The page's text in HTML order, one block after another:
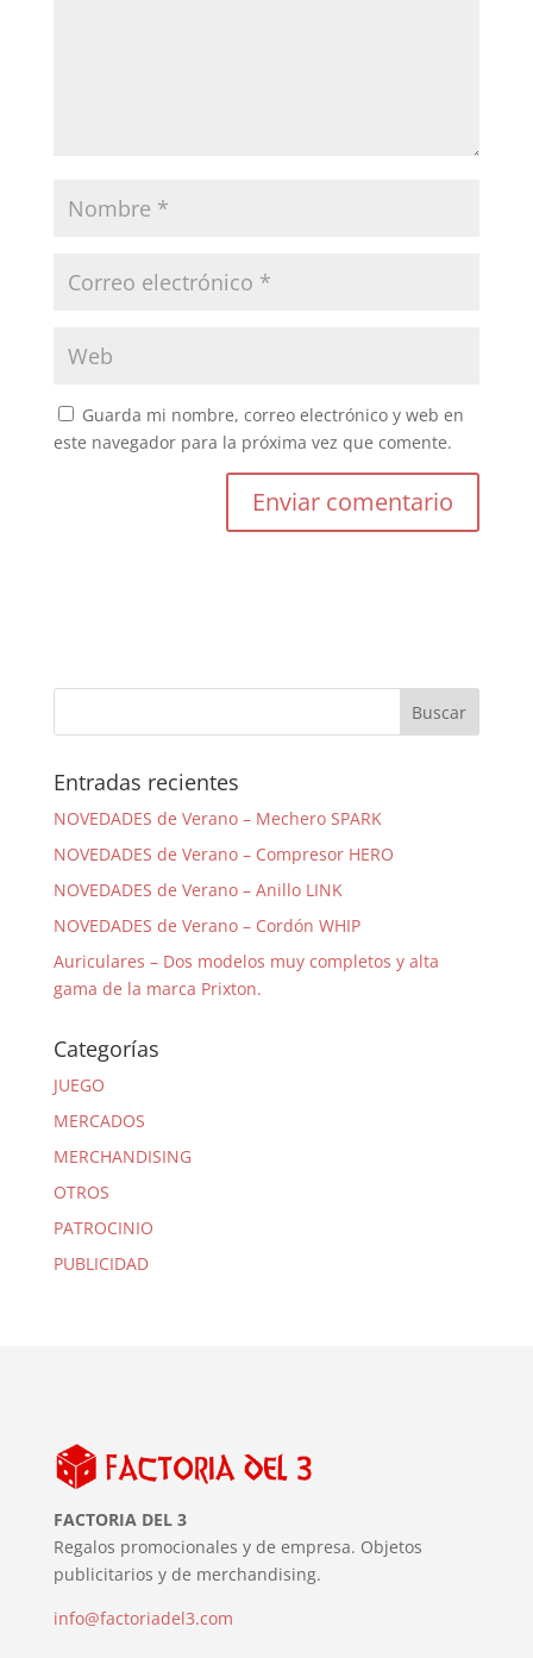
Guarda mi nombre, correo electrónico y web en
este navegador para la próxima vez que comente.
Entradas recientes
NOVEDADES de Verano – Mechero SPARK
NOVEDADES de Verano – Compresor HERO
NOVEDADES de Verano – Anillo LINK
NOVEDADES de Verano – Cordón WHIP
Auriculares – Dos modelos muy completos y alta
gama de la marca Prixton.
Categorías
JUEGO
MERCADOS
MERCHANDISING
OTROS
PATROCINIO
PUBLICIDAD
FACTORIA DEL 3
Regalos promocionales y de empresa. Objetos
publicitarios y de merchandising.
info@factoriadel3.com